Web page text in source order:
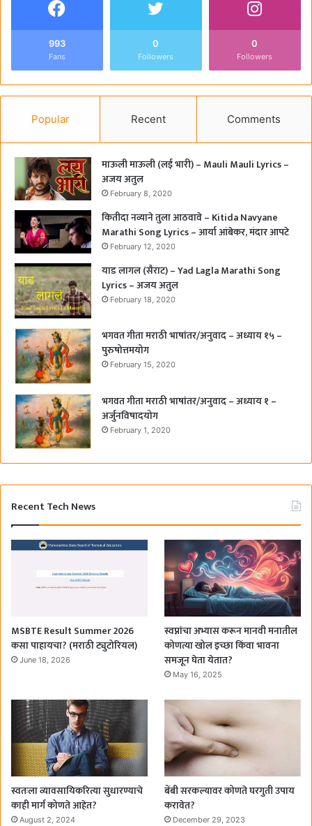
993
Fans
0
Followers
0
Followers
Popular Recent Comments
माऊली माऊली (लई भारी) – Mauli Mauli Lyrics –
अजय अतुल
February 8, 2020
कितीदा नव्याने तुला आठवावे – Kitida Navyane
Marathi Song Lyrics – आर्या आंबेकर, मंदार आपटे
February 12, 2020
याड लागल (सैराट) – Yad Lagla Marathi Song
Lyrics – अजय अतुल
February 18, 2020
भगवत गीता मराठी भाषांतर/अनुवाद – अध्याय १५ –
पुरुषोत्तमयोग
February 15, 2020
भगवत गीता मराठी भाषांतर/अनुवाद – अध्याय १ –
अर्जुनविषादयोग
February 1, 2020
Recent Tech News
MSBTE Result Summer 2026
कसा पाहायचा? (मराठी ट्युटोरियल)
June 18, 2026
स्वप्नांचा अभ्यास करून मानवी मनातील
कोणत्या खोल इच्छा किंवा भावना
समजून घेता येतात?
May 16, 2025
स्वतःला व्यावसायिकरित्या सुधारण्याचे
काही मार्ग कोणते आहेत?
August 2, 2024
बेंबी सरकल्यावर कोणते घरगुती उपाय
करावेत?
December 29, 2023